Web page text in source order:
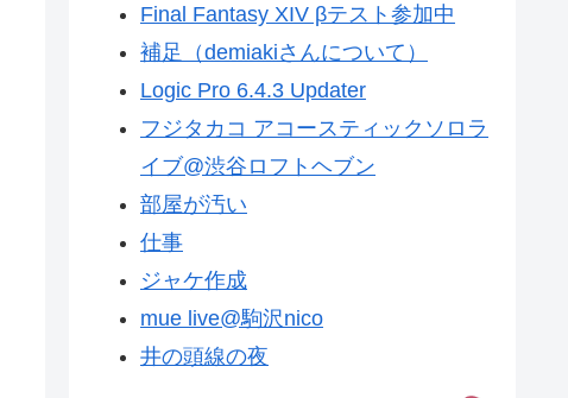
Final Fantasy XIV βテスト参加中
補足（demiakiさんについて）
Logic Pro 6.4.3 Updater
フジタカコ アコースティックソロラ
イブ@渋谷ロフトヘブン
部屋が汚い
仕事
ジャケ作成
mue live@駒沢nico
井の頭線の夜